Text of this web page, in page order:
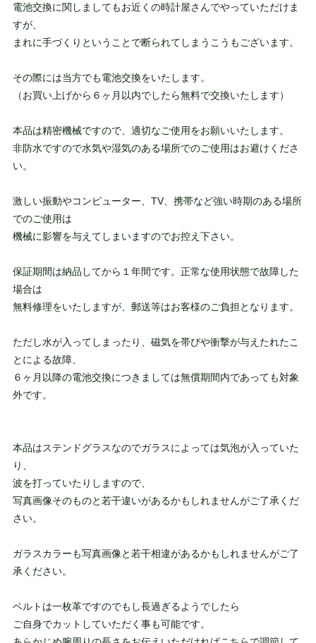
電池交換に関しましてもお近くの時計屋さんでやっていただけま
すが、
まれに手づくりということで断られてしまうこうもございます。
その際には当方でも電池交換をいたします。
（お買い上げから６ヶ月以内でしたら無料で交換いたします）
本品は精密機械ですので、適切なご使用をお願いいたします。
非防水ですので水気や湿気のある場所でのご使用はお避けくださ
い。
激しい振動やコンピューター、TV、携帯など強い時期のある場所
でのご使用は
機械に影響を与えてしまいますのでお控え下さい。
保証期間は納品してから１年間です。正常な使用状態で故障した
場合は
無料修理をいたしますが、郵送等はお客様のご負担となります。
ただし水が入ってしまったり、磁気を帯びや衝撃が与えたれたこ
とによる故障、
６ヶ月以降の電池交換につきましては無償期間内であっても対象
外です。
本品はステンドグラスなのでガラスによっては気泡が入っていた
り、
波を打っていたりしますので、
写真画像そのものと若干違いがあるかもしれませんがご了承くだ
さい。
ガラスカラーも写真画像と若干相違があるかもしれませんがご了
承ください。
ベルトは一枚革ですのでもし長過ぎるようでしたら
ご自身でカットしていただく事も可能です。